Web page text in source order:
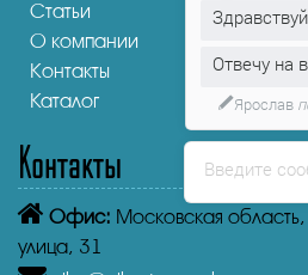
Статьи
О компании
Контакты
Каталог
Контакты
Офис: Московская
улица, 31
Введите
Отвечу на
Ярослав